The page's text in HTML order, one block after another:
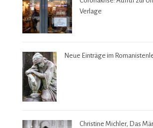
Verlage
Neue Einträge im
Christine Michler, Das